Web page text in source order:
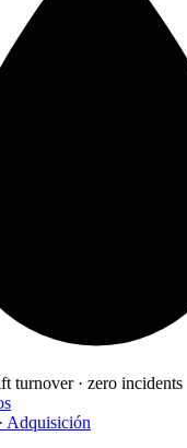
turnover · zero incidents
Adquisición